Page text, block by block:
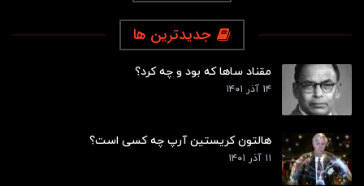
جدیدترین ها
مقناد ساها که بود و چه کرد؟
۱۴ آذر ۱۴۰۱
هالتون کریستین آرپ چه کسی است؟
۱۱ آذر ۱۴۰۱